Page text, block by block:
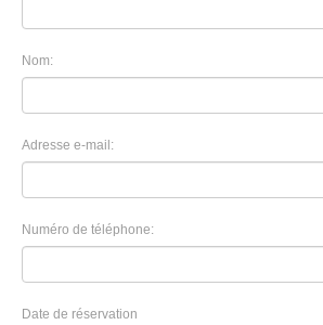
Nom:
Adresse e-mail:
Numéro de téléphone:
Date de réservation